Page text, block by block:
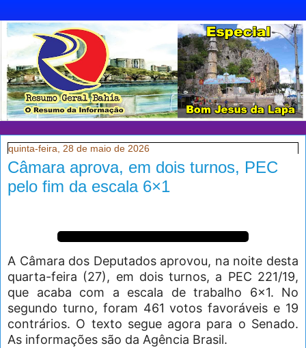
quinta-feira, 28 de maio de 2026
Câmara aprova, em dois turnos, PEC
pelo fim da escala 6×1
A Câmara dos Deputados aprovou, na noite desta
quarta-feira (27), em dois turnos, a PEC 221/19,
que acaba com a escala de trabalho 6×1. No
segundo turno, foram 461 votos favoráveis e 19
contrários. O texto segue agora para o Senado.
As informações são da Agência Brasil.